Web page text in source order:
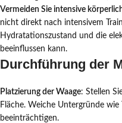
Vermeiden Sie intensive
nicht direkt nach intensivem
Hydratationszustand und die
beeinflussen kann.
Durchführung der
Platzierung der Waage: Stellen
Fläche. Weiche Untergründe
beeinträchtigen.